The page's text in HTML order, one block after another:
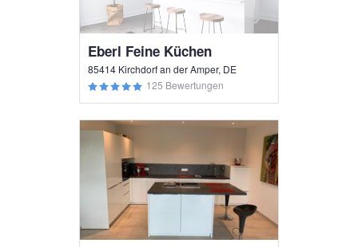
Eberl Feine Küchen
85414 Kirchdorf an der Amper, DE
125 Bewertungen